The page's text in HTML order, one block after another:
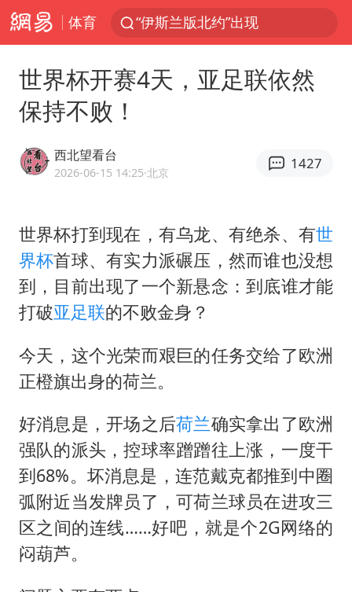
体育
“伊斯兰版北约”出现
上海大部迎大暴雨
2026年7月份居民消费价格同比上涨0.5%
河南警方公开征集黑恶犯罪线索
辽宁省深化扫黑除恶专项斗争
WTT横滨冠军赛女单四强国乒占三席
浙江省发出今年第2号指挥长令
一周大涨超7% 金价为何突然上涨
生产也能“拼单”了
央视新主播李秋莹孙亚鹏亮相
情侣在平潭拍日出时坠崖致一死一伤
乐享全民健身 共筑健康中国
世界杯开赛4天，亚足联依然
保持不败！
西北望看台
2026-06-15 14:25·北京
1427
世界杯打到现在，有乌龙、有绝杀、有世
界杯首球、有实力派碾压，然而谁也没想
到，目前出现了一个新悬念：到底谁才能
打破亚足联的不败金身？
今天，这个光荣而艰巨的任务交给了欧洲
正橙旗出身的荷兰。
好消息是，开场之后荷兰确实拿出了欧洲
强队的派头，控球率蹭蹭往上涨，一度干
到68%。坏消息是，连范戴克都推到中圈
弧附近当发牌员了，可荷兰球员在进攻三
区之间的连线……好吧，就是个2G网络的
闷葫芦。